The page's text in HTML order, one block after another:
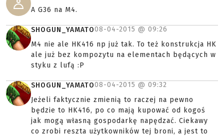
A G36 na M4.
SHOGUN_YAMATO08-04-2015 @ 09:26
M4 nie ale HK416 np już tak. To też konstrukcja HK
ale już bez kompozytu na elementach będących w
styku z lufą :P
SHOGUN_YAMATO08-04-2015 @ 09:32
Jeżeli faktycznie zmienią to raczej na pewno
będzie to HK416, po co mają kupować od kogoś
jak mogą własną gospodarkę napędzać. Ciekawy
co zrobi reszta użytkowników tej broni, a jest to